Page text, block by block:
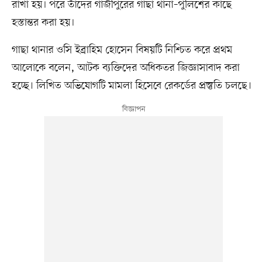
রাখা হয়। পরে তাঁদের গাজীপুরের গাছা থানা–পুলিশের কাছে
হস্তান্তর করা হয়।
গাছা থানার ওসি ইব্রাহিম হোসেন বিষয়টি নিশ্চিত করে প্রথম
আলোকে বলেন, আটক ব্যক্তিদের অধিকতর জিজ্ঞাসাবাদ করা
হচ্ছে। লিখিত অভিযোগটি মামলা হিসেবে রেকর্ডের প্রস্তুতি চলছে।